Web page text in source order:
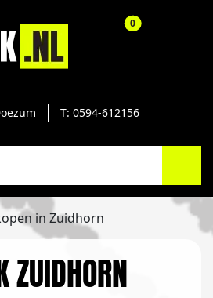
T: 0594-612156
0aantal
in Zuidhorn
ZUIDHORN